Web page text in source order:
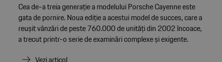
Cea de-a treia generație a modelului Porsche Cayenne este
gata de pornire. Noua ediție a acestui model de succes, care a
reușit vânzări de peste 760.000 de unități din 2002 încoace,
a trecut printr-o serie de examinări complexe și exigente.